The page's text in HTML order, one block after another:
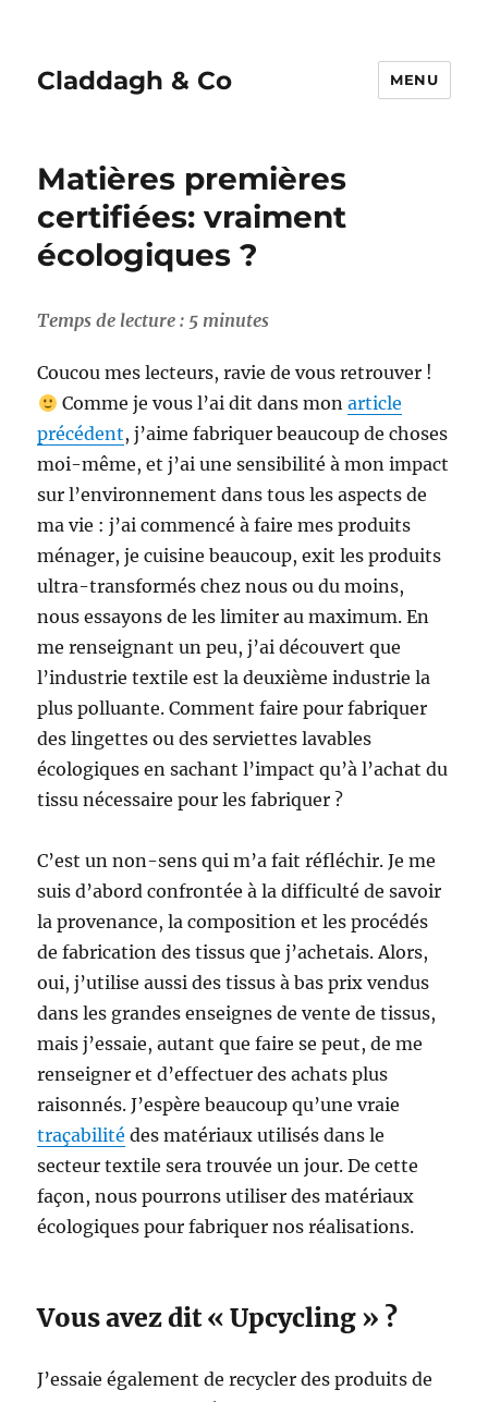
Claddagh & Co MENU
Matières premières
certifiées: vraiment
écologiques ?
Temps de lecture : 5 minutes
Coucou mes lecteurs, ravie de vous retrouver !
Comme je vous l’ai dit dans mon article
précédent, j’aime fabriquer beaucoup de choses
moi-même, et j’ai une sensibilité à mon impact
sur l’environnement dans tous les aspects de
ma vie : j’ai commencé à faire mes produits
ménager, je cuisine beaucoup, exit les produits
ultra-transformés chez nous ou du moins,
nous essayons de les limiter au maximum. En
me renseignant un peu, j’ai découvert que
l’industrie textile est la deuxième industrie la
plus polluante. Comment faire pour fabriquer
des lingettes ou des serviettes lavables
écologiques en sachant l’impact qu’à l’achat du
tissu nécessaire pour les fabriquer ?
C’est un non-sens qui m’a fait réfléchir. Je me
suis d’abord confrontée à la difficulté de savoir
la provenance, la composition et les procédés
de fabrication des tissus que j’achetais. Alors,
oui, j’utilise aussi des tissus à bas prix vendus
dans les grandes enseignes de vente de tissus,
mais j’essaie, autant que faire se peut, de me
renseigner et d’effectuer des achats plus
raisonnés. J’espère beaucoup qu’une vraie
traçabilité des matériaux utilisés dans le
secteur textile sera trouvée un jour. De cette
façon, nous pourrons utiliser des matériaux
écologiques pour fabriquer nos réalisations.
Vous avez dit « Upcycling » ?
J’essaie également de recycler des produits de